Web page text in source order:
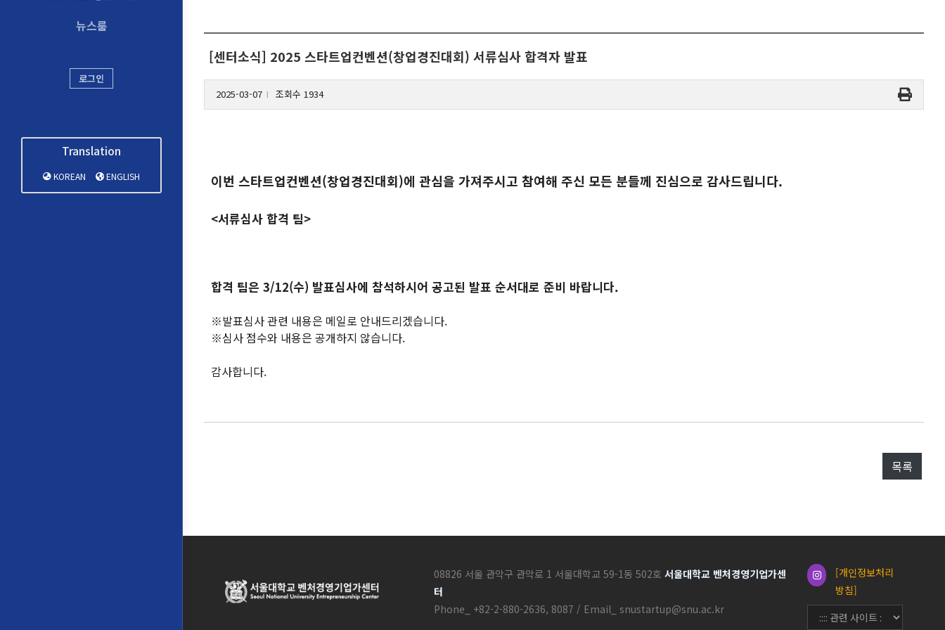
뉴스룸
로그인
Translation
KOREAN ENGLISH
[센터소식] 2025 스타트업컨벤션(창업경진대회) 서류심사 합격자 발표
2025-03-07 조회수 1934
이번 스타트업컨벤션(창업경진대회)에 관심을 가져주시고 참여해 주신 모든 분들께 진심으로 감사드립니다.
<서류심사 합격 팀>
합격 팀은 3/12(수) 발표심사에 참석하시어 공고된 발표 순서대로 준비 바랍니다.
※발표심사 관련 내용은 메일로 안내드리겠습니다.
※심사 점수와 내용은 공개하지 않습니다.
감사합니다.
목록
08826 서울 관악구 관악로 1 서울대학교 59-1동 502호 서울대학교 벤처경영기업가센
터
Phone_ +82-2-880-2636, 8087 / Email_ snustartup@snu.ac.kr
[개인정보처리
방침]